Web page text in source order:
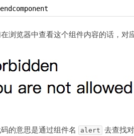
浏览器中查看这个组件内容的话，对
的意思是通过组件名 alert 去查找